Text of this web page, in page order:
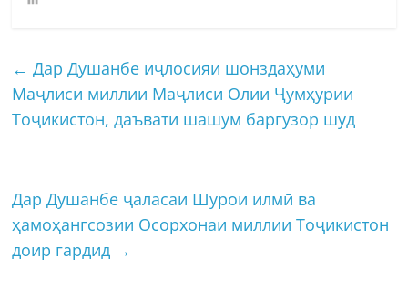
← Дар Душанбе иҷлосияи шонздаҳуми
Маҷлиси миллии Маҷлиси Олии Ҷумҳурии
Тоҷикистон, даъвати шашум баргузор шуд
Дар Душанбе ҷаласаи Шурои илмӣ ва
ҳамоҳангсозии Осорхонаи миллии Тоҷикистон
доир гардид →